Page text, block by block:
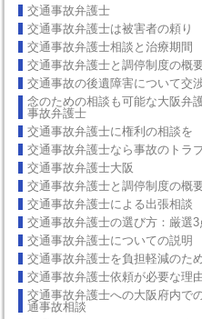
交通事故弁護士
交通事故弁護士は被害者の頼り
交通事故弁護士相談と治療期間
交通事故弁護士と調停制度の概
交通事故の後遺障害について交
念のための相談も可能な大阪弁
事故弁護士
交通事故弁護士に権利の相談を
交通事故弁護士なら事故のトラ
交通事故弁護士大阪
交通事故弁護士と調停制度の概
交通事故弁護士による出張相談
交通事故弁護士の選び方：厳選
交通事故弁護士についての説明
交通事故弁護士を負担軽減のた
交通事故弁護士依頼が必要な理
交通事故弁護士への大阪府内で
通事故相談